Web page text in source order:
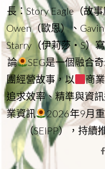
長：Story Eagle（故
Owen（歐恩）、
Starry（伊莉莎・S）
論
SEG是一個融合
團經營故事，以
商
追求效率、精準與資
業資訊
2026年9月
（SEIPP），持續